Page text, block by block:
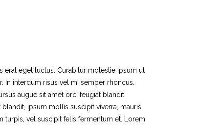
erat eget luctus. Curabitur molestie ipsum ut
interdum risus vel mi semper rhoncus.
augue sit amet orci feugiat blandit.
ipsum mollis suscipit viverra, mauris
vel suscipit felis fermentum et. Lorem